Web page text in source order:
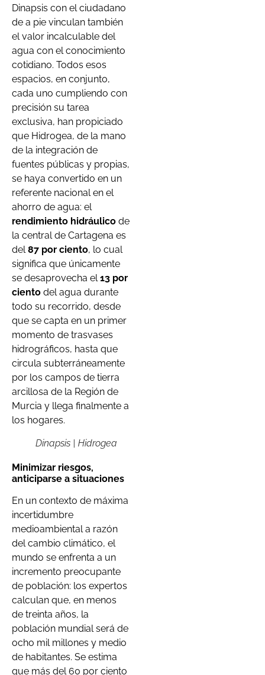
Dinapsis con el ciudadano
de a pie vinculan también
el valor incalculable del
agua con el conocimiento
cotidiano. Todos esos
espacios, en conjunto,
cada uno cumpliendo con
precisión su tarea
exclusiva, han propiciado
que Hidrogea, de la mano
de la integración de
fuentes públicas y propias,
se haya convertido en un
referente nacional en el
ahorro de agua: el
rendimiento hidráulico de
la central de Cartagena es
del 87 por ciento, lo cual
significa que únicamente
se desaprovecha el 13 por
ciento del agua durante
todo su recorrido, desde
que se capta en un primer
momento de trasvases
hidrográficos, hasta que
circula subterráneamente
por los campos de tierra
arcillosa de la Región de
Murcia y llega finalmente a
los hogares.
Dinapsis | Hidrogea
Minimizar riesgos,
anticiparse a situaciones
En un contexto de máxima
incertidumbre
medioambiental a razón
del cambio climático, el
mundo se enfrenta a un
incremento preocupante
de población: los expertos
calculan que, en menos
de treinta años, la
población mundial será de
ocho mil millones y medio
de habitantes. Se estima
que más del 60 por ciento